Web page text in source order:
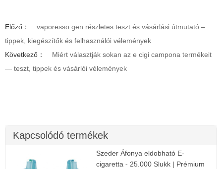
Előző：
vaporesso gen részletes teszt és vásárlási útmutató –
tippek, kiegészítők és felhasználói vélemények
Következő：
Miért választják sokan az e cigi campona termékeit
— teszt, tippek és vásárlói vélemények
Kapcsolódó termékek
Szeder Áfonya eldobható E-
cigaretta - 25.000 Slukk | Prémium